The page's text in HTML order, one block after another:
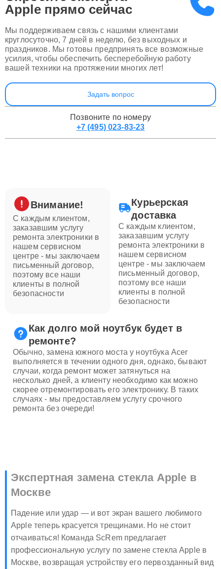
Apple прямо сейчас
Мы поддерживаем связь с нашими клиентами
круглосуточно, 7 дней в неделю, без выходных и
праздников. Мы готовы предпринять все возможные
усилия, чтобы обеспечить бесперебойную работу
вашей техники на протяжении многих лет!
Задать вопрос
Позвоните по номеру
+7 (495) 023-83-23
Внимание!
С каждым клиентом,
заказавшим услугу
ремонта электроники в
нашем сервисном
центре - мы заключаем
письменный договор,
поэтому все наши
клиенты в полной
безопасности
Курьерская
доставка
С каждым клиентом,
заказавшим услугу
ремонта электроники в
нашем сервисном
центре - мы заключаем
письменный договор,
поэтому все наши
клиенты в полной
безопасности
Как долго мой ноутбук будет в
ремонте?
Обычно, замена южного моста у ноутбука Acer
выполняется в течении одного дня, однако, бывают
случаи, когда ремонт может затянуться на
несколько дней, а клиенту необходимо как можно
скорее отремонтировать его электронику. В таких
случаях - мы предоставляем услугу срочного
ремонта без очереди!
Экспертная замена стекла Apple в
Москве
Падение или удар — и вот экран вашего любимого
Apple теперь красуется трещинами. Но не стоит
отчаиваться! Команда ScRem предлагает
профессиональную услугу по замене стекла Apple в
Москве, возвращая устройству его первозданный вид